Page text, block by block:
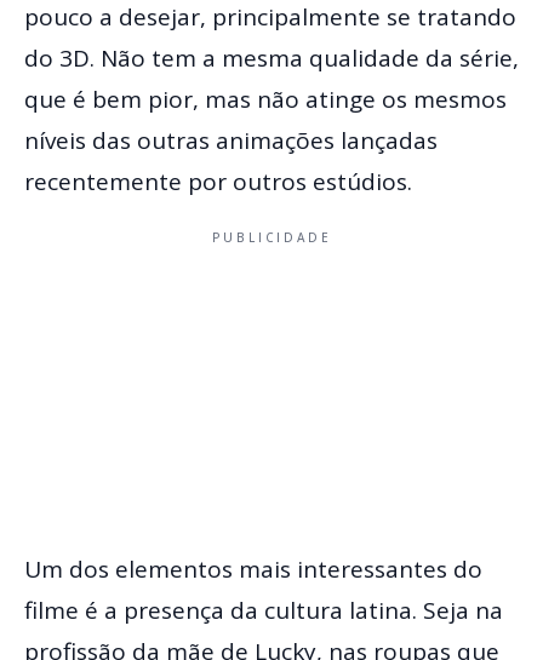
pouco a desejar, principalmente se tratando
do 3D. Não tem a mesma qualidade da série,
que é bem pior, mas não atinge os mesmos
níveis das outras animações lançadas
recentemente por outros estúdios.
PUBLICIDADE
Um dos elementos mais interessantes do
filme é a presença da cultura latina. Seja na
profissão da mãe de Lucky, nas roupas que